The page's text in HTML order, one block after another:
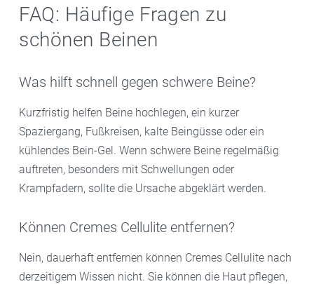
FAQ: Häufige Fragen zu
schönen Beinen
Was hilft schnell gegen schwere Beine?
Kurzfristig helfen Beine hochlegen, ein kurzer
Spaziergang, Fußkreisen, kalte Beingüsse oder ein
kühlendes Bein-Gel. Wenn schwere Beine regelmäßig
auftreten, besonders mit Schwellungen oder
Krampfadern, sollte die Ursache abgeklärt werden.
Können Cremes Cellulite entfernen?
Nein, dauerhaft entfernen können Cremes Cellulite nach
derzeitigem Wissen nicht. Sie können die Haut pflegen,